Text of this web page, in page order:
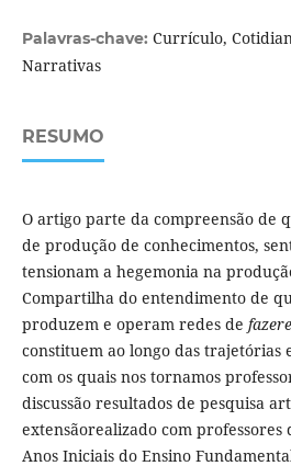
Palavras-chave: Currículo,
Narrativas
RESUMO
O artigo parte da compreensão de
de produção de conhecimentos,
tensionam a hegemonia na
Compartilha do entendimento de
produzem e operam redes de
constituem ao longo das trajetórias
com os quais nos tornamos
discussão resultados de pesquisa
extensãorealizado com professores
Anos Iniciais do Ensino